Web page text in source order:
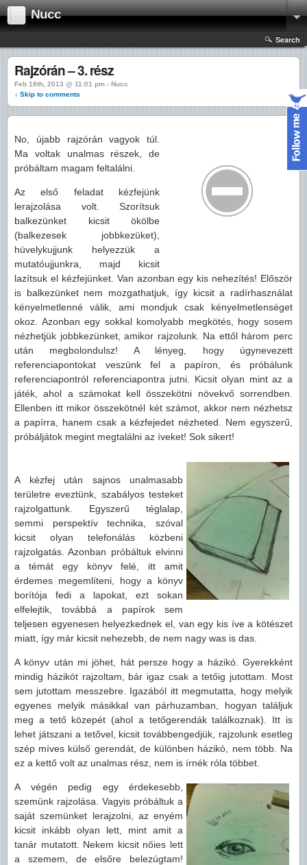
Nucc
Search
Rajzórán – 3. rész
Feb 18th, 2013 @ 11:01 pm › Nucc
↓ Skip to comments
No, újabb rajzórán vagyok túl.
Ma voltak unalmas részek, de
próbáltam magam feltalálni.
Az első feladat kézfejünk
lerajzolása volt. Szorítsuk
balkezünket kicsit ökölbe
(balkezesek jobbkezüket),
hüvelykujjunk helyezzük a
mutatóujjunkra, majd kicsit
lazítsuk el kézfejünket. Van azonban egy kis nehezítés! Először
is balkezünket nem mozgathatjuk, így kicsit a radírhasználat
kényelmetlenné válik, ami mondjuk csak kényelmetlenséget
okoz. Azonban egy sokkal komolyabb megkötés, hogy sosem
nézhetjük jobbkezünket, amikor rajzolunk. Na ettől három perc
után megbolondulsz! A lényeg, hogy úgynevezett
referenciapontokat veszünk fel a papíron, és próbálunk
referenciapontról referenciapontra jutni. Kicsit olyan mint az a
játék, ahol a számokat kell összekötni növekvő sorrendben.
Ellenben itt mikor összekötnél két számot, akkor nem nézhetsz
a papírra, hanem csak a kézfejedet nézheted. Nem egyszerű,
próbáljátok megint megtalálni az íveket! Sok sikert!
A kézfej után sajnos unalmasabb
területre eveztünk, szabályos testeket
rajzolgattunk. Egyszerű téglalap,
semmi perspektív technika, szóval
kicsit olyan telefonálás közbeni
rajzolgatás. Azonban próbáltuk elvinni
a témát egy könyv felé, itt amit
érdemes megemlíteni, hogy a könyv
borítója fedi a lapokat, ezt sokan
elfelejtik, továbbá a papírok sem
teljesen egyenesen helyezkednek el, van egy kis íve a kötészet
miatt, így már kicsit nehezebb, de nem nagy was is das.
A könyv után mi jöhet, hát persze hogy a házikó. Gyerekként
mindig házikót rajzoltam, bár igaz csak a tetőig jutottam. Most
sem jutottam messzebre. Igazából itt megmutatta, hogy melyik
egyenes melyik másikkal van párhuzamban, hogyan találjuk
meg a tető közepét (ahol a tetőgerendák találkoznak). Itt is
lehet játszani a tetővel, kicsit továbbengedjük, rajzolunk esetleg
szép míves külső gerendát, de különben házikó, nem több. Na
ez a kettő volt az unalmas rész, nem is írnék róla többet.
A végén pedig egy érdekesebb,
szemünk rajzolása. Vagyis próbáltuk a
saját szemünket lerajzolni, az enyém
kicsit inkább olyan lett, mint amit a
tanár mutatott. Nekem kicsit nőies lett
a szemem, de elsőre belezúgtam!